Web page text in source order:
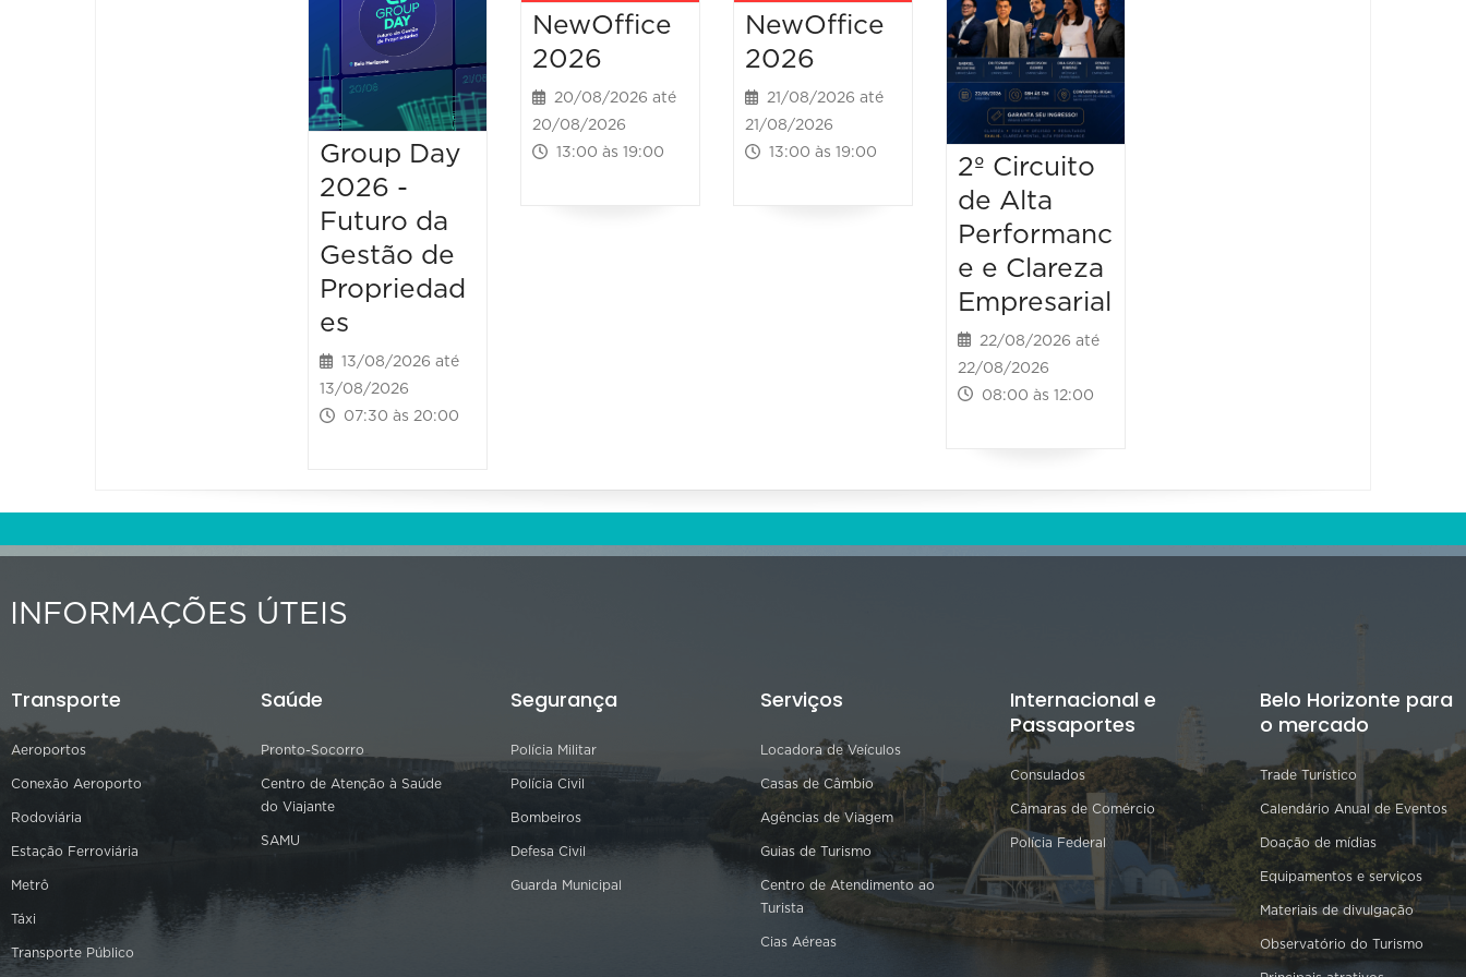
Group Day
2026 -
Futuro da
Gestão de
Propriedad
es
13/08/2026 até
13/08/2026
07:30 às 20:00
NewOffice
2026
20/08/2026 até
20/08/2026
13:00 às 19:00
NewOffice
2026
21/08/2026 até
21/08/2026
13:00 às 19:00
2º Circuito
de Alta
Performanc
e e Clareza
Empresarial
22/08/2026 até
22/08/2026
08:00 às 12:00
INFORMAÇÕES ÚTEIS
Transporte
Aeroportos
Conexão Aeroporto
Rodoviária
Estação Ferroviária
Metrô
Táxi
Transporte Público
Saúde
Pronto-Socorro
Centro de Atenção à Saúde
do Viajante
SAMU
Segurança
Polícia Militar
Polícia Civil
Bombeiros
Defesa Civil
Guarda Municipal
Serviços
Locadora de Veículos
Casas de Câmbio
Agências de Viagem
Guias de Turismo
Centro de Atendimento ao
Turista
Cias Aéreas
Internacional e
Passaportes
Consulados
Câmaras de Comércio
Polícia Federal
Belo Horizonte para
o mercado
Trade Turístico
Calendário Anual de Eventos
Doação de mídias
Equipamentos e serviços
Materiais de divulgação
Observatório do Turismo